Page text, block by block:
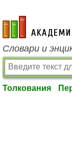
academic.ru
Словари и
Толкования